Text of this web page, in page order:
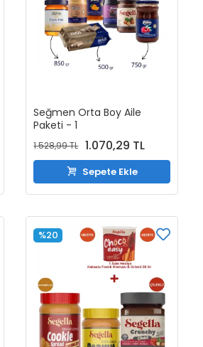
Seğmen Orta Boy Aile
Paketi - 1
1.528,99 TL 1.070,29 TL
Sepete Ekle
%20